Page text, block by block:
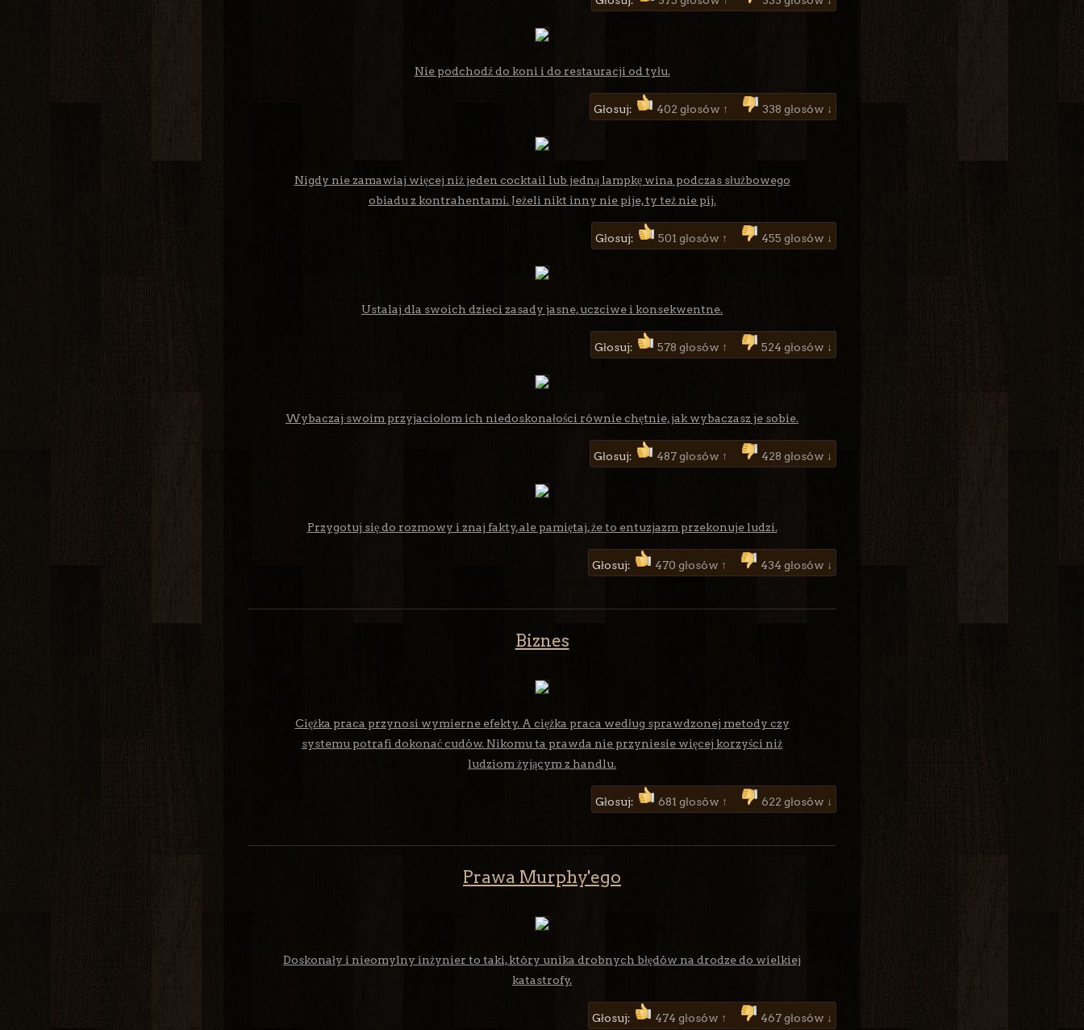
Nie podchodź do koni i do restauracji od tyłu.
Głosuj: 402 głosów ↑ 338 głosów ↓
Nigdy nie zamawiaj więcej niż jeden cocktail lub jedną lampkę wina podczas służbowego
obiadu z kontrahentami. Jeżeli nikt inny nie pije, ty też nie pij.
Głosuj: 501 głosów ↑ 455 głosów ↓
Ustalaj dla swoich dzieci zasady jasne, uczciwe i konsekwentne.
Głosuj: 578 głosów ↑ 524 głosów ↓
Wybaczaj swoim przyjaciołom ich niedoskonałości równie chętnie, jak wybaczasz je sobie.
Głosuj: 487 głosów ↑ 428 głosów ↓
Przygotuj się do rozmowy i znaj fakty, ale pamiętaj, że to entuzjazm przekonuje ludzi.
Głosuj: 470 głosów ↑ 434 głosów ↓
Biznes
Ciężka praca przynosi wymierne efekty. A ciężka praca według sprawdzonej metody czy
systemu potrafi dokonać cudów. Nikomu ta prawda nie przyniesie więcej korzyści niż
ludziom żyjącym z handlu.
Głosuj: 681 głosów ↑ 622 głosów ↓
Prawa Murphy'ego
Doskonały i nieomylny inżynier to taki, który unika drobnych błędów na drodze do wielkiej
katastrofy.
Głosuj: 474 głosów ↑ 467 głosów ↓